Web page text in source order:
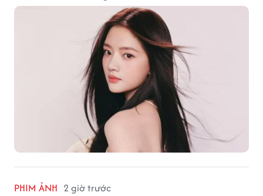
PHIM ẢNH 2 giờ trước